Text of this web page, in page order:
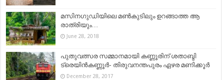
മസിനഗുഡിയിലെ മൺകുടിലും ഉറങ്ങാത്ത ആ
രാത്രിയും…
June 28, 2018
പുതുവത്സര സമ്മാനമായി കണ്ണൂരിന് ശതാബ്ദി
ട്രെയിൻകണ്ണൂർ- തിരുവനന്തപുരം ഏഴര മണിക്കൂർ
December 28, 2017